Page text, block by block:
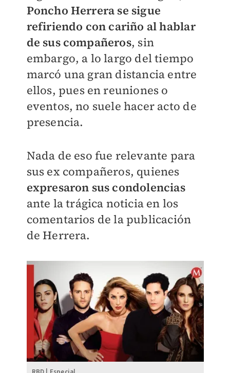
Poncho Herrera se sigue
refiriendo con cariño al hablar
de sus compañeros, sin
embargo, a lo largo del tiempo
marcó una gran distancia entre
ellos, pues en reuniones o
eventos, no suele hacer acto de
presencia.
Nada de eso fue relevante para
sus ex compañeros, quienes
expresaron sus condolencias
ante la trágica noticia en los
comentarios de la publicación
de Herrera.